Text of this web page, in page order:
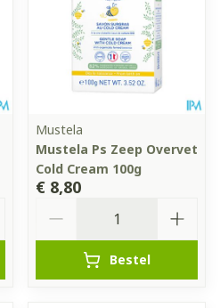
Mustela
Mustela Ps Zeep Overvet
Cold Cream 100g
€ 8,80
Bestel